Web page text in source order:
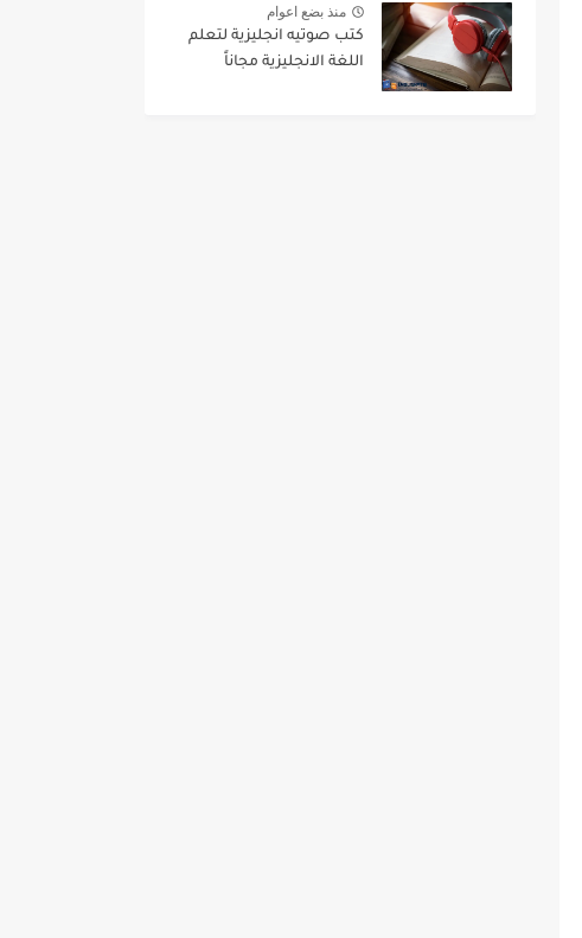
منذ بضع اعوام
كتب صوتيه انجليزية لتعلم
اللغة الانجليزية مجاناً